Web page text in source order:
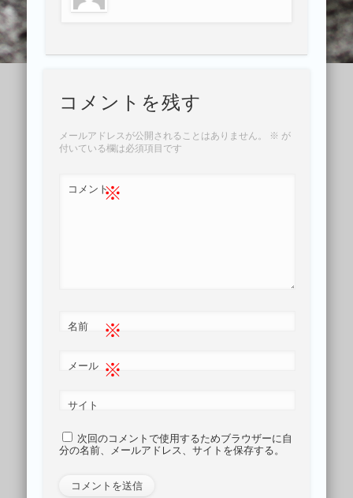
コメントを残す
メールアドレスが公開されることはありません。 ※ が
付いている欄は必須項目です
コメント※
名前 ※
メール ※
サイト
次回のコメントで使用するためブラウザーに自
分の名前、メールアドレス、サイトを保存する。